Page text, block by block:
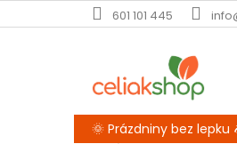
na
601 101 445
🌞 Prázdniny bez